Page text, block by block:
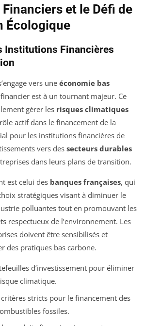
et le Défi de
Écologique
Institutions Financières
vers une économie bas
est à un tournant majeur. Ce
gérer les risques climatiques
actif dans le financement de la
pour les institutions financières de
vers des secteurs durables
dans leurs plans de transition.
est celui des banques françaises, qui
stratégiques visant à diminuer le
polluantes tout en promouvant les
respectueux de l’environnement. Les
doivent être sensibilisés et
des pratiques bas carbone.
d’investissement pour éliminer
climatique.
stricts pour le financement des
fossiles.